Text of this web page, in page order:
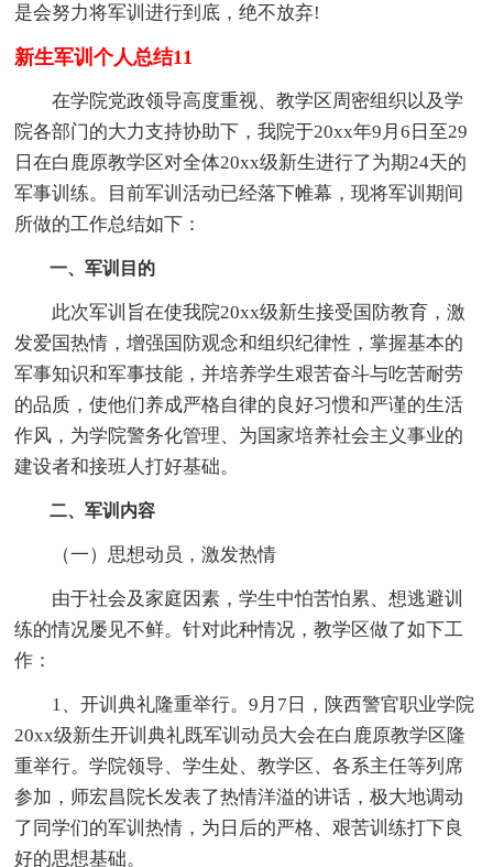
是会努力将军训进行到底，绝不放弃!
新生军训个人总结11
在学院党政领导高度重视、教学区周密组织以及学
院各部门的大力支持协助下，我院于20xx年9月6日至29
日在白鹿原教学区对全体20xx级新生进行了为期24天的
军事训练。目前军训活动已经落下帷幕，现将军训期间
所做的工作总结如下：
一、军训目的
此次军训旨在使我院20xx级新生接受国防教育，激
发爱国热情，增强国防观念和组织纪律性，掌握基本的
军事知识和军事技能，并培养学生艰苦奋斗与吃苦耐劳
的品质，使他们养成严格自律的良好习惯和严谨的生活
作风，为学院警务化管理、为国家培养社会主义事业的
建设者和接班人打好基础。
二、军训内容
（一）思想动员，激发热情
由于社会及家庭因素，学生中怕苦怕累、想逃避训
练的情况屡见不鲜。针对此种情况，教学区做了如下工
作：
1、开训典礼隆重举行。9月7日，陕西警官职业学院
20xx级新生开训典礼既军训动员大会在白鹿原教学区隆
重举行。学院领导、学生处、教学区、各系主任等列席
参加，师宏昌院长发表了热情洋溢的讲话，极大地调动
了同学们的军训热情，为日后的严格、艰苦训练打下良
好的思想基础。